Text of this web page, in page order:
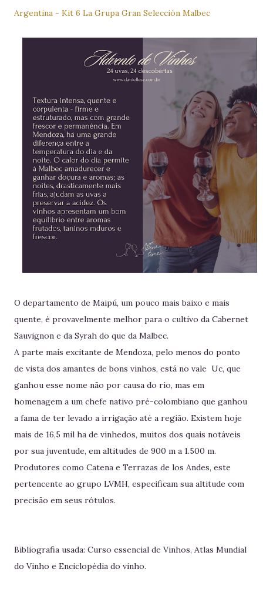
Argentina - Kit 6 La Grupa Gran Selección Malbec
O departamento de Maipú, um pouco mais baixo e mais
quente, é provavelmente melhor para o cultivo da Cabernet
Sauvignon e da Syrah do que da Malbec.
A parte mais excitante de Mendoza, pelo menos do ponto
de vista dos amantes de bons vinhos, está no vale Uc, que
ganhou esse nome não por causa do rio, mas em
homenagem a um chefe nativo pré-colombiano que ganhou
a fama de ter levado a irrigação até a região. Existem hoje
mais de 16,5 mil ha de vinhedos, muitos dos quais notáveis
por sua juventude, em altitudes de 900 m a 1.500 m.
Produtores como Catena e Terrazas de los Andes, este
pertencente ao grupo LVMH, especificam sua altitude com
precisão em seus rótulos.
Bibliografia usada: Curso essencial de Vinhos, Atlas Mundial
do Vinho e Enciclopédia do vinho.